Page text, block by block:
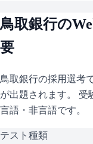
鳥取銀行の
要
鳥取銀行の採用選考
が出題されます。 受
言語・非言語です。
テスト種類